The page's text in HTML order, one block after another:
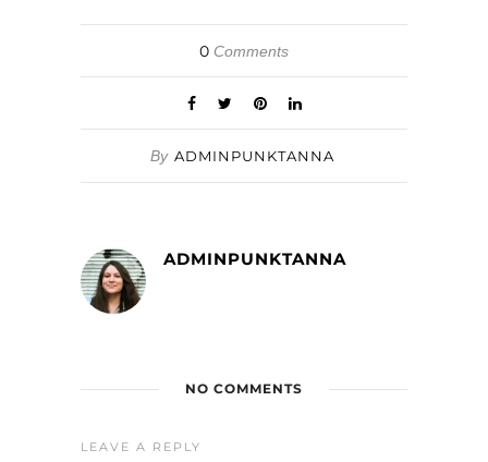
0 Comments
By ADMINPUNKTANNA
ADMINPUNKTANNA
NO COMMENTS
LEAVE A REPLY